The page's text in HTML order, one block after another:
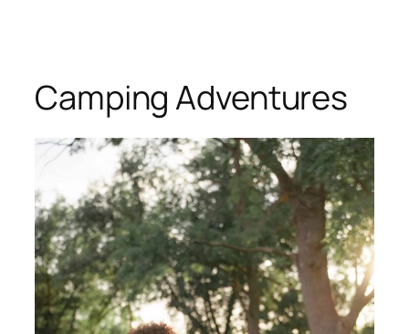
contentCamping Adventures